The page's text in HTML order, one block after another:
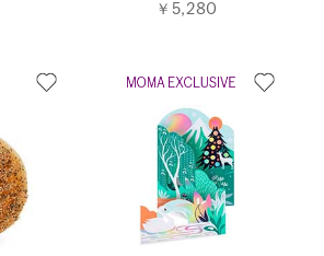
￥5,280